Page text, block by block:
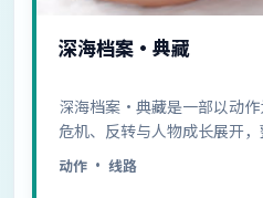
深海档案·典藏
深海档案·典藏是一部以动
危机、反转与人物成长展开
观看。
动作 · 线路